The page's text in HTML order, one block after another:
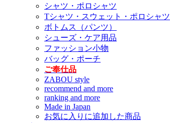
シャツ・ポロシャツ
Tシャツ・スウェット・ポロシャツ
ボトムス（パンツ）
シューズ・ケア用品
ファッション小物
バッグ・ポーチ
ご奉仕品
ZABOU style
recommend and more
ranking and more
Made in Japan
お気に入りに追加した商品